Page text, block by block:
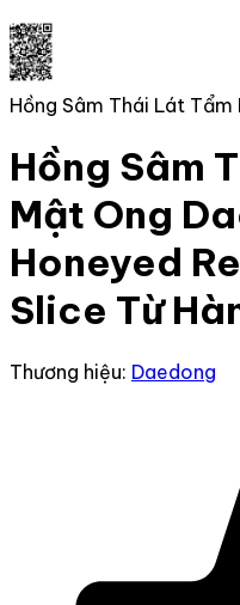
Hồng Sâm Thái Lát Tẩm
Hồng Sâm
Mật Ong
Honeyed
Slice Từ
Thương hiệu: Daedong